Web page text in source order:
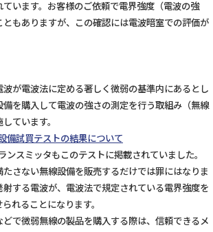
います。お客様のご依頼で電界強度（電波の強
ともありますが、この確認には電波暗室での評価が
が電波法に定める著しく微弱の基準内にあるとし
備を購入して電波の強さの測定を行う取組み（無線
ています。
備試買テストの結果について
ンスミッタもこのテストに掲載されていました。
さない無線設備を販売するだけでは罪にはなりま
する電波が、電波法で規定されている電界強度を
れることになります。
で微弱無線の製品を購入する際は、信頼できるメ